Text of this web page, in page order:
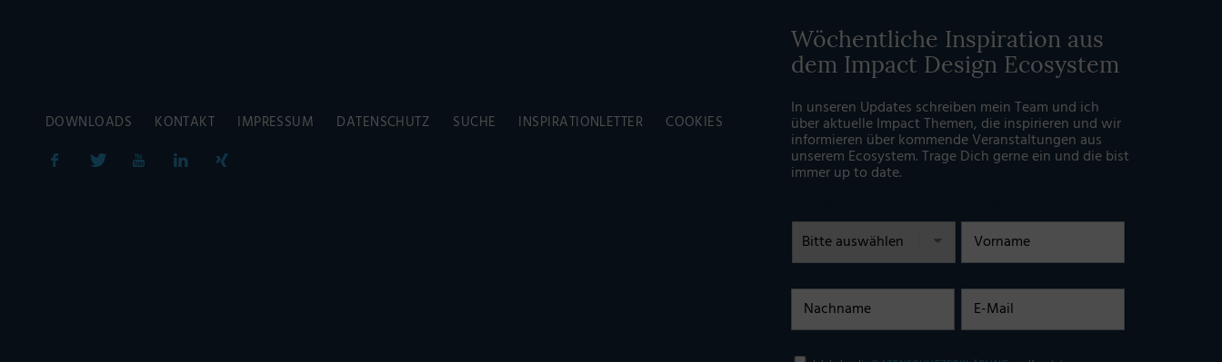
DOWNLOADS KONTAKT IMPRESSUM DATENSCHUTZ SUCHE INSPIRATIONLETTER COOKIES
Wöchentliche Inspiration aus
dem Impact Design Ecosystem
In unseren Updates schreiben mein Team und ich
über aktuelle Impact Themen, die inspirieren und wir
informieren über kommende Veranstaltungen aus
unserem Ecosystem. Trage Dich gerne ein und die bist
immer up to date.